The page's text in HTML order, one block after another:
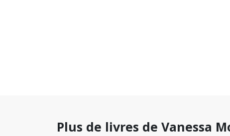
Plus de livres de Vanessa